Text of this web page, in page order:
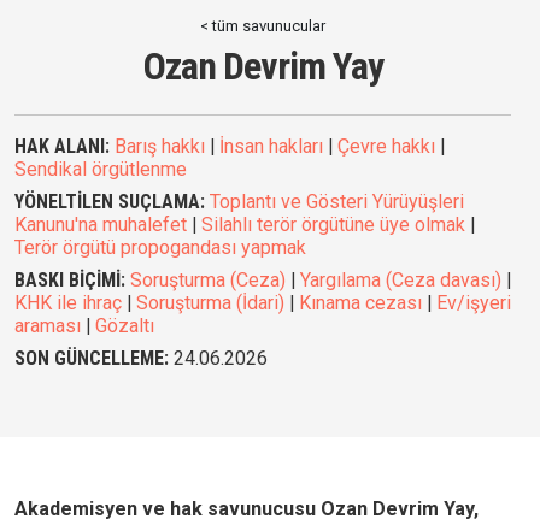
< tüm savunucular
Ozan Devrim Yay
HAK ALANI: Barış hakkı İnsan hakları Çevre hakkı
Sendikal örgütlenme
YÖNELTİLEN SUÇLAMA: Toplantı ve Gösteri Yürüyüşleri
Kanunu'na muhalefet
Silahlı terör örgütüne üye olmak
Terör örgütü propogandası yapmak
BASKI BİÇİMİ: Soruşturma (Ceza) Yargılama (Ceza davası)
KHK ile ihraç
Soruşturma (İdari) Kınama cezası
Ev/işyeri
araması
Gözaltı
SON GÜNCELLEME: 24.06.2026
Akademisyen ve hak savunucusu Ozan Devrim Yay,